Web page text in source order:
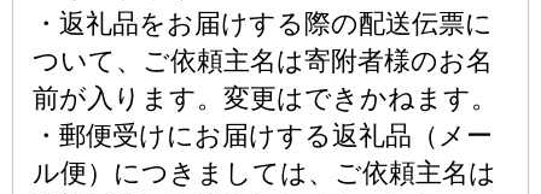
・返礼品をお届けする際の配送伝票に
ついて、ご依頼主名は寄附者様のお名
前が入ります。変更はできかねます。
・郵便受けにお届けする返礼品（メー
ル便）につきましては、ご依頼主名は